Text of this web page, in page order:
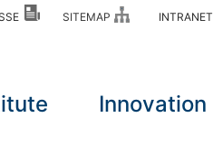
SITEMAP INTRANET
Innovation